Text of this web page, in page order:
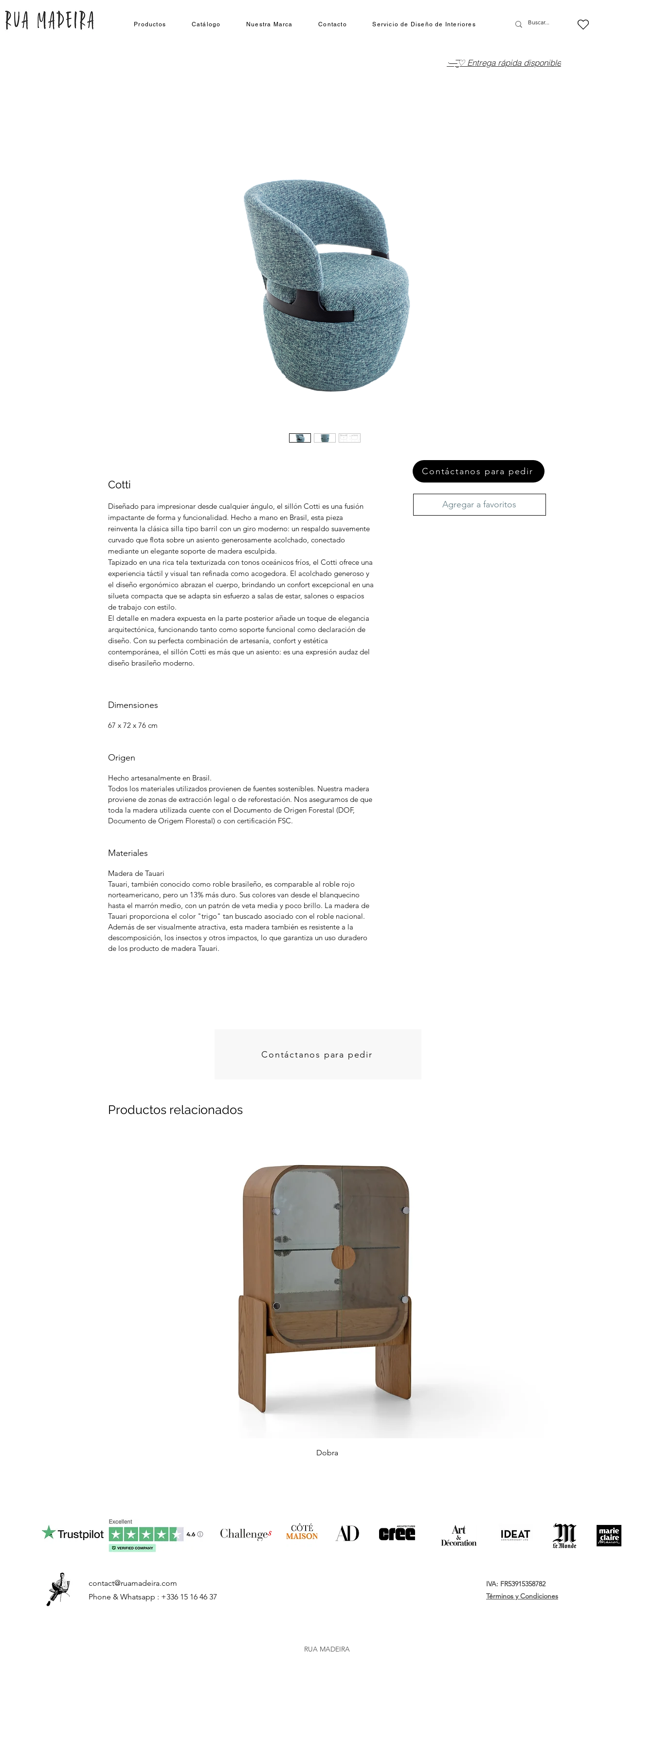
Productos Catálogo Nuestra Marca Contacto Servicio de Diseño de Interiores
·—̳͟͞͞♡ Entrega rápida disponible
Cotti
Diseñado para impresionar desde cualquier ángulo, el sillón Cotti es una fusión
impactante de forma y funcionalidad. Hecho a mano en Brasil, esta pieza
reinventa la clásica silla tipo barril con un giro moderno: un respaldo suavemente
curvado que flota sobre un asiento generosamente acolchado, conectado
mediante un elegante soporte de madera esculpida.
Tapizado en una rica tela texturizada con tonos oceánicos fríos, el Cotti ofrece una
experiencia táctil y visual tan refinada como acogedora. El acolchado generoso y
el diseño ergonómico abrazan el cuerpo, brindando un confort excepcional en una
silueta compacta que se adapta sin esfuerzo a salas de estar, salones o espacios
de trabajo con estilo.
El detalle en madera expuesta en la parte posterior añade un toque de elegancia
arquitectónica, funcionando tanto como soporte funcional como declaración de
diseño. Con su perfecta combinación de artesanía, confort y estética
contemporánea, el sillón Cotti es más que un asiento: es una expresión audaz del
diseño brasileño moderno.
Dimensiones
67 x 72 x 76 cm
Origen
Hecho artesanalmente en Brasil.
Todos los materiales utilizados provienen de fuentes sostenibles. Nuestra madera
proviene de zonas de extracción legal o de reforestación. Nos aseguramos de que
toda la madera utilizada cuente con el Documento de Origen Forestal (DOF,
Documento de Origem Florestal) o con certificación FSC.
Materiales
Madera de Tauari
Tauari, también conocido como roble brasileño, es comparable al roble rojo
norteamericano, pero un 13% más duro. Sus colores van desde el blanquecino
hasta el marrón medio, con un patrón de veta media y poco brillo. La madera de
Tauari proporciona el color "trigo" tan buscado asociado con el roble nacional.
Además de ser visualmente atractiva, esta madera también es resistente a la
descomposición, los insectos y otros impactos, lo que garantiza un uso duradero
de los producto de madera Tauari.
Agregar a favoritos
Contáctanos para pedir
Contáctanos para pedir
Productos relacionados
Dobra
contact@ruamadeira.com
Phone & Whatsapp : +336 15 16 46 37
IVA: FR53915358782
Términos y Condiciones
RUA MADEIRA